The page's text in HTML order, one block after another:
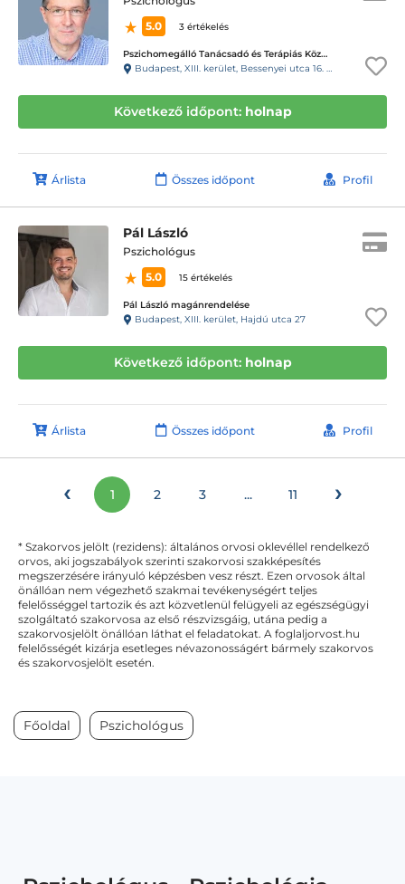
5.0
3 értékelés
Pszichomegálló Tanácsadó és Terápiás Központ - Cézár Ház
Budapest, XIII. kerület, Bessenyei utca 16. 1em-. 7. Cézár Ház
Következő időpont: holnap
Árlista Összes időpont Profil
Pál László
Pszichológus
5.0
15 értékelés
Pál László magánrendelése
Budapest, XIII. kerület, Hajdú utca 27
Következő időpont: holnap
Árlista Összes időpont Profil
‹ 1 2 3 ... 11 ›
* Szakorvos jelölt (rezidens): általános orvosi oklevéllel rendelkező
orvos, aki jogszabályok szerinti szakorvosi szakképesítés
megszerzésére irányuló képzésben vesz részt. Ezen orvosok által
önállóan nem végezhető szakmai tevékenységért teljes
felelősséggel tartozik és azt közvetlenül felügyeli az egészségügyi
szolgáltató szakorvosa az első részvizsgáig, utána pedig a
szakorvosjelölt önállóan láthat el feladatokat. A foglaljorvost.hu
felelősségét kizárja esetleges névazonosságért bármely szakorvos
és szakorvosjelölt esetén.
Főoldal Pszichológus